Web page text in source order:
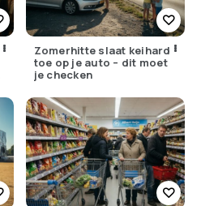
Zomerhitte slaat keihard
toe op je auto – dit moet
je checken